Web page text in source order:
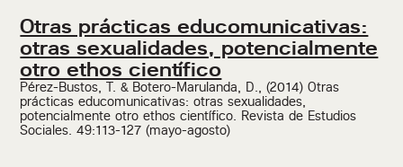
Otras prácticas educomunicativas:
otras sexualidades, potencialmente
otro ethos científico
Pérez-Bustos, T. & Botero-Marulanda, D., (2014) Otras
prácticas educomunicativas: otras sexualidades,
potencialmente otro ethos científico. Revista de Estudios
Sociales. 49:113-127 (mayo-agosto)